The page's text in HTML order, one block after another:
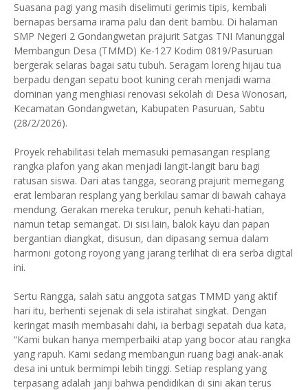
Suasana pagi yang masih diselimuti gerimis tipis, kembali
bernapas bersama irama palu dan derit bambu. Di halaman
SMP Negeri 2 Gondangwetan prajurit Satgas TNI Manunggal
Membangun Desa (TMMD) Ke-127 Kodim 0819/Pasuruan
bergerak selaras bagai satu tubuh. Seragam loreng hijau tua
berpadu dengan sepatu boot kuning cerah menjadi warna
dominan yang menghiasi renovasi sekolah di Desa Wonosari,
Kecamatan Gondangwetan, Kabupaten Pasuruan, Sabtu
(28/2/2026).
Proyek rehabilitasi telah memasuki pemasangan resplang
rangka plafon yang akan menjadi langit-langit baru bagi
ratusan siswa. Dari atas tangga, seorang prajurit memegang
erat lembaran resplang yang berkilau samar di bawah cahaya
mendung. Gerakan mereka terukur, penuh kehati-hatian,
namun tetap semangat. Di sisi lain, balok kayu dan papan
bergantian diangkat, disusun, dan dipasang semua dalam
harmoni gotong royong yang jarang terlihat di era serba digital
ini.
Sertu Rangga, salah satu anggota satgas TMMD yang aktif
hari itu, berhenti sejenak di sela istirahat singkat. Dengan
keringat masih membasahi dahi, ia berbagi sepatah dua kata,
“Kami bukan hanya memperbaiki atap yang bocor atau rangka
yang rapuh. Kami sedang membangun ruang bagi anak-anak
desa ini untuk bermimpi lebih tinggi. Setiap resplang yang
terpasang adalah janji bahwa pendidikan di sini akan terus